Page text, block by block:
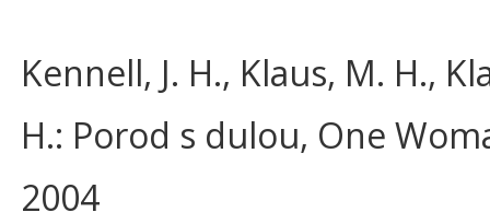
Kennell, J. H., Klaus, M. H.,
H.: Porod s dulou, One
2004